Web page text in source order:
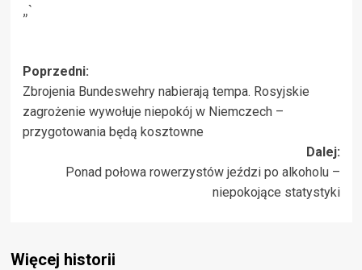
„`
Zobacz
wpisy
Poprzedni:
Zbrojenia Bundeswehry nabierają tempa. Rosyjskie
zagrożenie wywołuje niepokój w Niemczech –
przygotowania będą kosztowne
Dalej:
Ponad połowa rowerzystów jeździ po alkoholu –
niepokojące statystyki
Więcej historii